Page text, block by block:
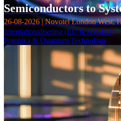
Semiconductors to
26-08-2026 | Novotel London West,
Internationalisering (EU & non-EU)
Fotonica & Quantum Technology